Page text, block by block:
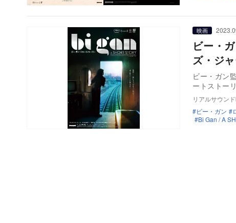
映画
ビー・
ズ・ジ
ビー・ガン
ートストー
リアルサウン
ビー・ガン
Bi Gan / A